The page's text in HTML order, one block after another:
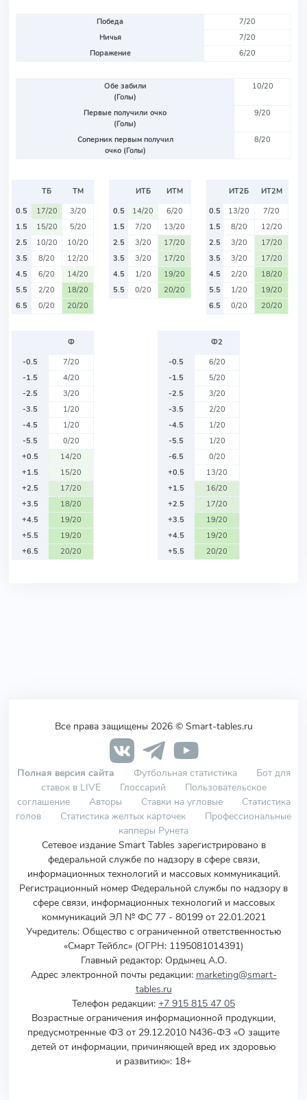
Победа
7/20
Ничья
7/20
Поражение
6/20
Обе забили
(Голы)
10/20
Первые получили очко
(Голы)
9/20
Соперник первым получил
очко (Голы)
8/20
ТБ
ТМ
0.5
17/20
3/20
1.5
15/20
5/20
2.5
10/20
10/20
3.5
8/20
12/20
4.5
6/20
14/20
5.5
2/20
18/20
6.5
0/20 20/20
ИТБ
ИТМ
0.5
14/20
6/20
1.5
7/20
13/20
2.5
3/20
17/20
3.5
3/20
17/20
4.5
1/20
19/20
5.5
0/20 20/20
ИТ2Б
ИТ2М
0.5
13/20
7/20
1.5
8/20
12/20
2.5
3/20
17/20
3.5
3/20
17/20
4.5
2/20
18/20
5.5
1/20
19/20
6.5
0/20 20/20
Ф
-0.5
7/20
-1.5
4/20
-2.5
3/20
-3.5
1/20
-4.5
1/20
-5.5
0/20
+0.5
14/20
+1.5
15/20
+2.5
17/20
+3.5
18/20
+4.5
19/20
+5.5
19/20
+6.5
20/20
Ф2
-0.5
6/20
-1.5
5/20
-2.5
3/20
-3.5
2/20
-4.5
1/20
-5.5
1/20
-6.5
0/20
+0.5
13/20
+1.5
16/20
+2.5
17/20
+3.5
19/20
+4.5
19/20
+5.5
20/20
Все права защищены 2026 © Smart-tables.ru
Полная версия сайта Футбольная статистика
Бот для
ставок в LIVE
Глоссарий
Пользовательское
соглашение
Авторы Ставки на угловые
Статистика
голов
Статистика желтых карточек
Профессиональные
капперы Рунета
Сетевое издание Smart Tables зарегистрировано в
федеральной службе по надзору в сфере связи,
информационных технологий и массовых коммуникаций.
Регистрационный номер Федеральной службы по надзору в
сфере связи, информационных технологий и массовых
коммуникаций ЭЛ № ФС 77 - 80199 от 22.01.2021
Учредитель: Общество с ограниченной ответственностью
«Смарт Тейблс» (ОГРН: 1195081014391)
Главный редактор: Ордынец А.О.
Адрес электронной почты редакции: marketing@smart-
tables.ru
Телефон редакции: +7 915 815 47 05
Возрастные ограничения информационной продукции,
предусмотренные ФЗ от 29.12.2010 N436-ФЗ «О защите
детей от информации, причиняющей вред их здоровью
и развитию»: 18+